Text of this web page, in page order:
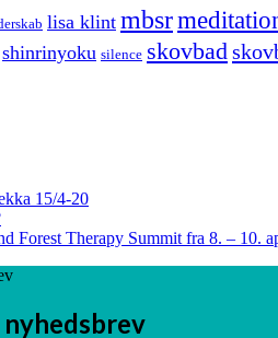
lisa klint mbsr
shinrinyoku silence skovbad
15/4-20
Forest Therapy Summit fra 8. – 10.